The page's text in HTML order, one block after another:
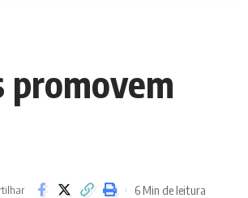
promovem
6 Min de leitura